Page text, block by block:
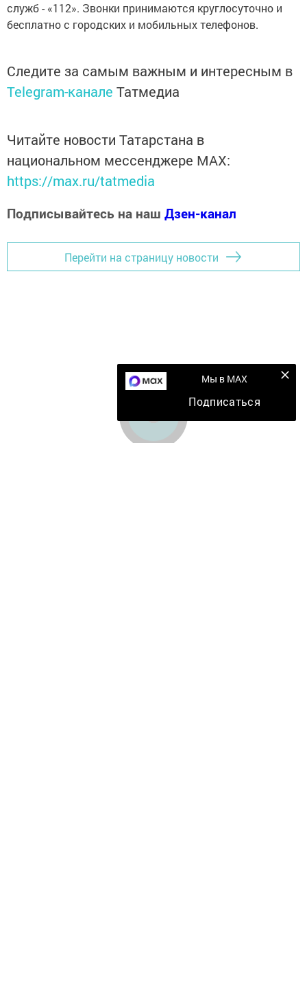
служб - «112». Звонки принимаются круглосуточно и
бесплатно с городских и мобильных телефонов.
Следите за самым важным и интересным в
Telegram-канале Татмедиа
Читайте новости Татарстана в
национальном мессенджере MАХ:
https://max.ru/tatmedia
Подписывайтесь на наш Дзен-канал
Перейти на страницу новости
Мы в MAX
Подписаться